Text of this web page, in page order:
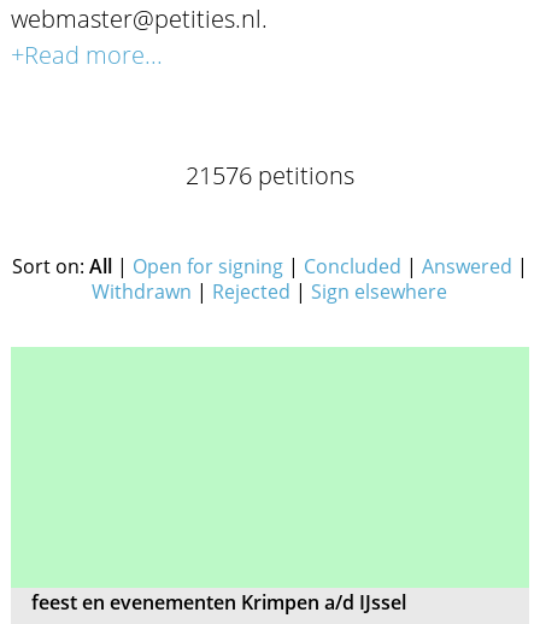
webmaster@petities.nl.
+Read more...
21576 petitions
Sort on: All| Open for signing| Concluded | Answered |
Withdrawn | Rejected |Sign elsewhere
feest en evenementen Krimpen a/d IJssel